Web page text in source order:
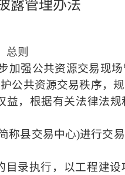
露管理办法
则
加强公共资源交易现
公共资源交易秩序，
，根据有关法律法
称县交易中心)进行交
录执行，以工程建